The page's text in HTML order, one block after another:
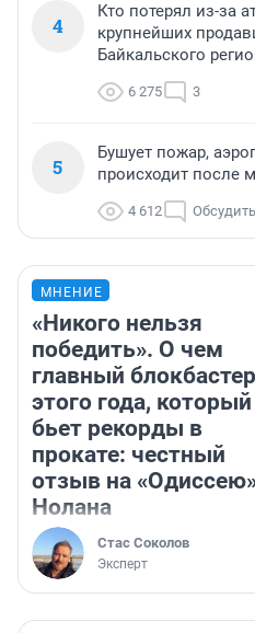
4
Кто потерял из-за
крупнейших
Байкальского
6 275 3
5
Бушует пожар,
происходит после
4 612 Обсудить
МНЕНИЕ
«Никого нельзя
победить». О чем
главный блокбастер
этого года, который
бьет рекорды в
прокате: честный
отзыв на
Нолана
Стас Соколов
Эксперт